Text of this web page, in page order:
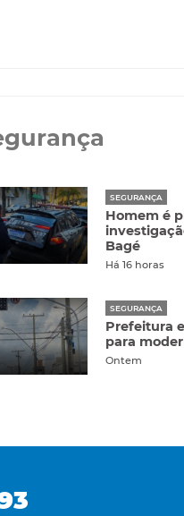
SEGURANÇA
Homem é
Bagé
Há 16 horas
SEGURANÇA
Prefeitura
para
Ontem